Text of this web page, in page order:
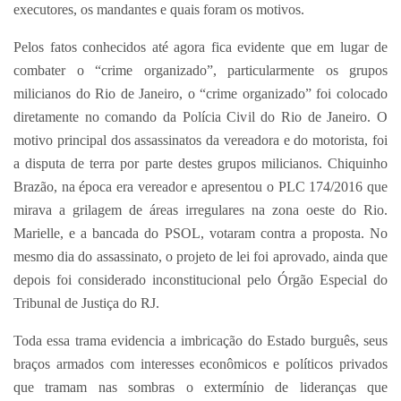
executores, os mandantes e quais foram os motivos.
Pelos fatos conhecidos até agora fica evidente que em lugar de
combater o “crime organizado”, particularmente os grupos
milicianos do Rio de Janeiro, o “crime organizado” foi colocado
diretamente no comando da Polícia Civil do Rio de Janeiro. O
motivo principal dos assassinatos da vereadora e do motorista, foi
a disputa de terra por parte destes grupos milicianos. Chiquinho
Brazão, na época era vereador e apresentou o PLC 174/2016 que
mirava a grilagem de áreas irregulares na zona oeste do Rio.
Marielle, e a bancada do PSOL, votaram contra a proposta. No
mesmo dia do assassinato, o projeto de lei foi aprovado, ainda que
depois foi considerado inconstitucional pelo Órgão Especial do
Tribunal de Justiça do RJ.
Toda essa trama evidencia a imbricação do Estado burguês, seus
braços armados com interesses econômicos e políticos privados
que tramam nas sombras o extermínio de lideranças que